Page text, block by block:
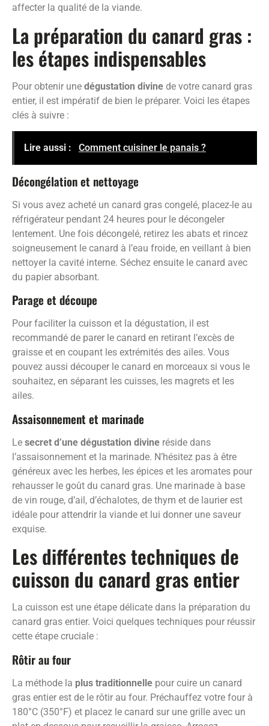
affecter la qualité de la viande.
La préparation du canard gras :
les étapes indispensables
Pour obtenir une dégustation divine de votre canard gras
entier, il est impératif de bien le préparer. Voici les étapes
clés à suivre :
Lire aussi : Comment cuisiner le panais ?
Décongélation et nettoyage
Si vous avez acheté un canard gras congelé, placez-le au
réfrigérateur pendant 24 heures pour le décongeler
lentement. Une fois décongelé, retirez les abats et rincez
soigneusement le canard à l’eau froide, en veillant à bien
nettoyer la cavité interne. Séchez ensuite le canard avec
du papier absorbant.
Parage et découpe
Pour faciliter la cuisson et la dégustation, il est
recommandé de parer le canard en retirant l’excès de
graisse et en coupant les extrémités des ailes. Vous
pouvez aussi découper le canard en morceaux si vous le
souhaitez, en séparant les cuisses, les magrets et les
ailes.
Assaisonnement et marinade
Le secret d’une dégustation divine réside dans
l’assaisonnement et la marinade. N’hésitez pas à être
généreux avec les herbes, les épices et les aromates pour
rehausser le goût du canard gras. Une marinade à base
de vin rouge, d’ail, d’échalotes, de thym et de laurier est
idéale pour attendrir la viande et lui donner une saveur
exquise.
Les différentes techniques de
cuisson du canard gras entier
La cuisson est une étape délicate dans la préparation du
canard gras entier. Voici quelques techniques pour réussir
cette étape cruciale :
Rôtir au four
La méthode la plus traditionnelle pour cuire un canard
gras entier est de le rôtir au four. Préchauffez votre four à
180°C (350°F) et placez le canard sur une grille avec un